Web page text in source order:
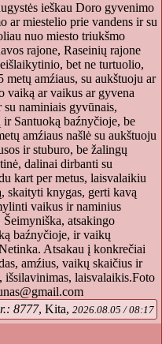
ieškau Doro gyvenimo
ar miestelio prie vandens ir su
nuo miesto triukšmo
rajone, Raseinių rajone
bet ne turtuolio,
amźiaus, su aukštuoju ar
vaiką ar vaikus ar gyvena
naminiais gyvūnais,
Santuoką baźnyčioje, be
amźiaus našlė su aukštuoju
ir stuburo, be žalingų
dalinai dirbanti su
kart per metus, laisvalaikiu
skaityti knygas, gerti kavą
vaikus ir naminius
atsakingo
baźnyčioje, ir vaikų
Atsakau į konkrečiai
amźius, vaikų skaičius ir
išsilavinimas, laisvalaikis.Foto
8777, Kita, 2026.08.05 / 08:17